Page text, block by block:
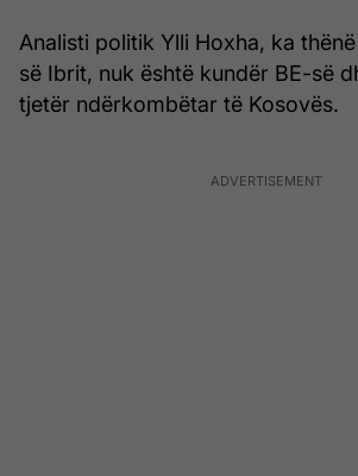
Analisti politik Ylli Hoxha, ka
së Ibrit, nuk është kundër BE-së
tjetër ndërkombëtar të Kosovës.